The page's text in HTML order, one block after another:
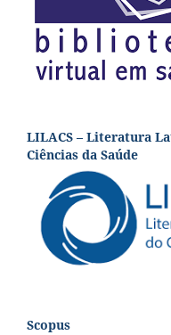
LILACS – Literatura
Ciências da Saúde
Scopus